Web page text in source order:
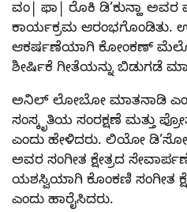
ವಂ| ಫಾ| ರೊಕಿ ಡಿ’ಕುನ್ಹಾ ಅವರ
ಕಾರ್ಯಕ್ರಮ ಆರಂಭಗೊಂಡಿತು.
ಆಕರ್ಷಣೆಯಾಗಿ ಕೋಂಕಣ್
ಶೀರ್ಷಿಕೆ ಗೀತೆಯನ್ನು ಬಿಡುಗಡೆ
ಅನಿಲ್ ಲೋಬೋ ಮಾತನಾಡಿ
ಸಂಸ್ಕೃತಿಯ ಸಂರಕ್ಷಣೆ ಮತ್ತು
ಎಂದು ಹೇಳಿದರು. ಲಿಯೋ
ಅವರ ಸಂಗೀತ ಕ್ಷೇತ್ರದ
ಯಶಸ್ವಿಯಾಗಿ ಕೊಂಕಣಿ ಸಂಗೀತ
ಎಂದು ಹಾರೈಸಿದರು.